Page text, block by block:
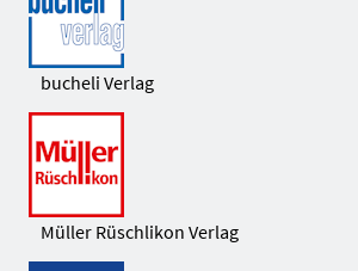
bucheli Verlag
Müller Rüschlikon Verlag